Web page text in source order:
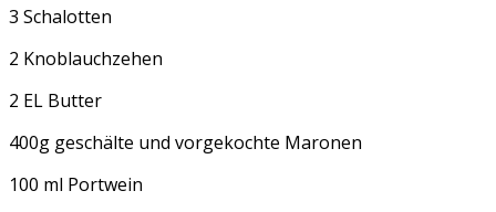
3 Schalotten
2 Knoblauchzehen
2 EL Butter
400g geschälte und vorgekochte Maronen
100 ml Portwein